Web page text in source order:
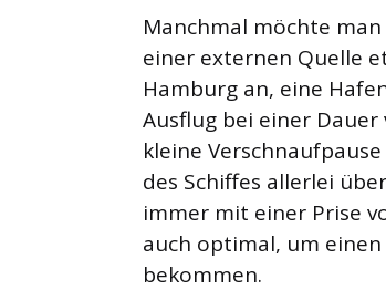
Manchmal möchte
einer externen Quelle
Hamburg an, eine
Ausflug bei einer
kleine
des Schiffes allerlei
immer mit einer Prise
auch optimal, um
bekommen.